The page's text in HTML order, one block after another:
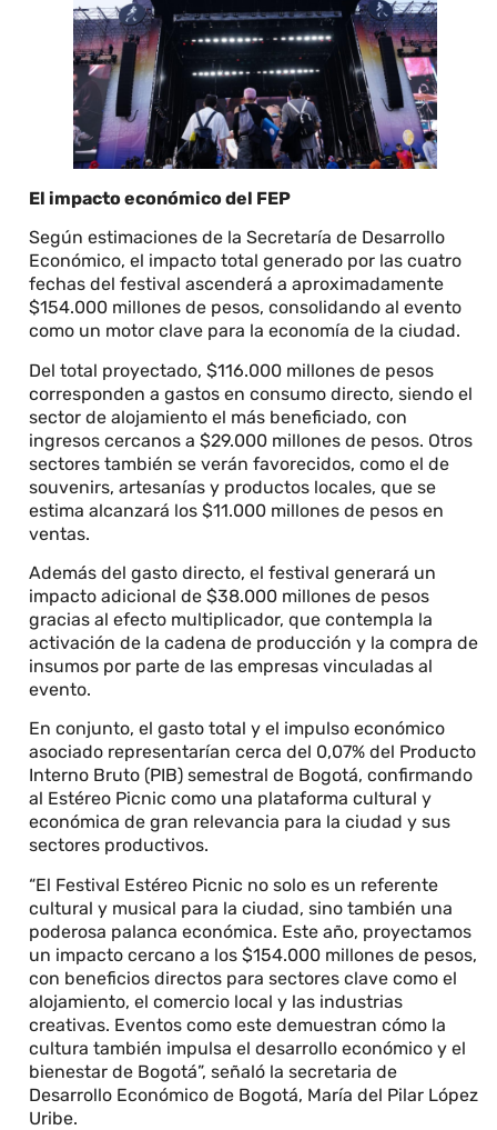
El impacto económico del FEP
Según estimaciones de la Secretaría de Desarrollo
Económico, el impacto total generado por las cuatro
fechas del festival ascenderá a aproximadamente
$154.000 millones de pesos, consolidando al evento
como un motor clave para la economía de la ciudad.
Del total proyectado, $116.000 millones de pesos
corresponden a gastos en consumo directo, siendo el
sector de alojamiento el más beneficiado, con
ingresos cercanos a $29.000 millones de pesos. Otros
sectores también se verán favorecidos, como el de
souvenirs, artesanías y productos locales, que se
estima alcanzará los $11.000 millones de pesos en
ventas.
Además del gasto directo, el festival generará un
impacto adicional de $38.000 millones de pesos
gracias al efecto multiplicador, que contempla la
activación de la cadena de producción y la compra de
insumos por parte de las empresas vinculadas al
evento.
En conjunto, el gasto total y el impulso económico
asociado representarían cerca del 0,07% del Producto
Interno Bruto (PIB) semestral de Bogotá, confirmando
al Estéreo Picnic como una plataforma cultural y
económica de gran relevancia para la ciudad y sus
sectores productivos.
“El Festival Estéreo Picnic no solo es un referente
cultural y musical para la ciudad, sino también una
poderosa palanca económica. Este año, proyectamos
un impacto cercano a los $154.000 millones de pesos,
con beneficios directos para sectores clave como el
alojamiento, el comercio local y las industrias
creativas. Eventos como este demuestran cómo la
cultura también impulsa el desarrollo económico y el
bienestar de Bogotá”, señaló la secretaria de
Desarrollo Económico de Bogotá, María del Pilar López
Uribe.